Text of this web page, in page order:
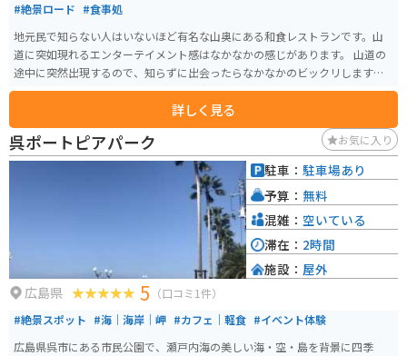
#絶景ロード #食事処
地元民で知らない人はいないほど有名な山奥にある和食レストランです。山
道に突如現れるエンターテイメント感はなかなかの感じがあります。 山道の
途中に突然出現するので、知らずに出会ったらなかなかのビックリします。
山賊うどん、山賊むすび、山賊焼きが有名です。席も色々あり、色だけでな
くエンタメとしても面白いです。詳しく見る
呉ポートピアパーク お気に入り
広島県 5 （口コミ1件）
#絶景スポット #海｜海岸｜岬 #カフェ｜軽食 #イベント体験
広島県呉市にある市民公園で、瀬戸内海の美しい海・空・島を背景に四季
駐車： 駐車場あり
予算： 無料
混雑： 空いている
滞在： 2時間
施設： 屋外